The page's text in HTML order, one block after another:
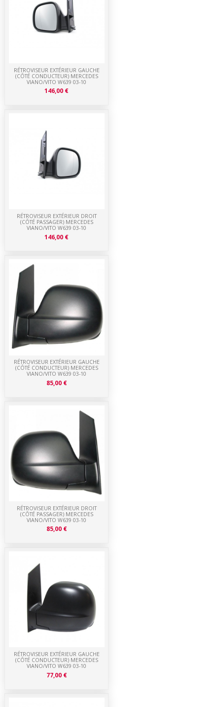
RÉTROVISEUR EXTÉRIEUR GAUCHE
(CÔTÉ CONDUCTEUR) MERCEDES
VIANO/VITO W639 03-10
77,00 €
RÉTROVISEUR EXTÉRIEUR DROIT
(CÔTÉ PASSAGER) MERCEDES
VIANO/VITO W639 03-10
85,00 €
RÉTROVISEUR EXTÉRIEUR GAUCHE
(CÔTÉ CONDUCTEUR) MERCEDES
VIANO/VITO W639 03-10
85,00 €
RÉTROVISEUR EXTÉRIEUR DROIT
(CÔTÉ PASSAGER) MERCEDES
VIANO/VITO W639 03-10
146,00 €
RÉTROVISEUR EXTÉRIEUR GAUCHE
(CÔTÉ CONDUCTEUR) MERCEDES
VIANO/VITO W639 03-10
146,00 €